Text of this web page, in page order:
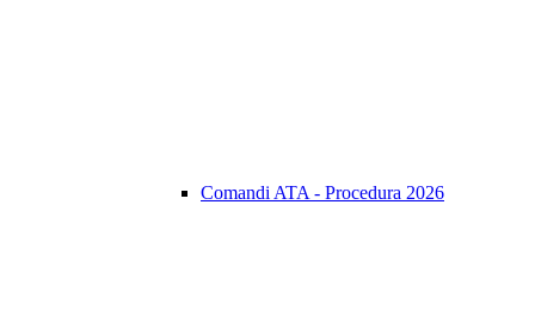
Comandi ATA - Procedura 2026